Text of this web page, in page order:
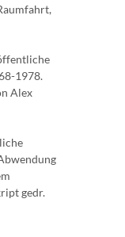
1978.
Alex
gedr.